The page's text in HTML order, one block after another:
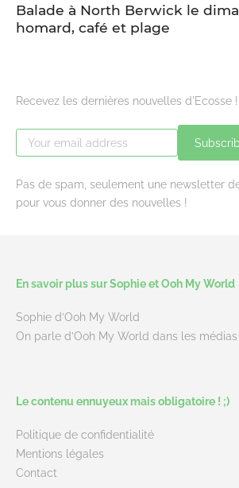
Balade à North Berwick le
homard, café et plage
Recevez les dernières nouvelles d'Ecosse !
Pas de spam, seulement une newsletter
pour vous donner des nouvelles !
En savoir plus sur Sophie et Ooh My World
Sophie d’Ooh My World
On parle d’Ooh My World dans les médias
Le contenu ennuyeux mais obligatoire ! ;)
Politique de confidentialité
Mentions légales
Contact